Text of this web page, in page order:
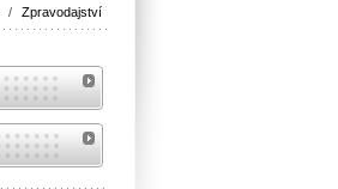
/ Zpravodajství